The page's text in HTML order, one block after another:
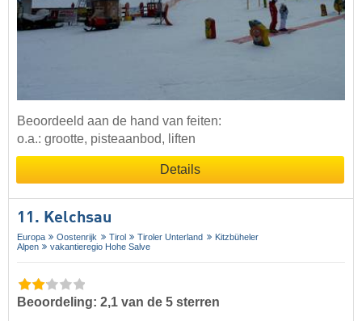
Beoordeeld aan de hand van feiten:
o.a.: grootte, pisteaanbod, liften
Details
11. Kelchsau
Europa Oostenrijk Tirol Tiroler Unterland
Kitzbüheler
Alpen
vakantieregio Hohe Salve
Beoordeling: 2,1 van de 5 sterren